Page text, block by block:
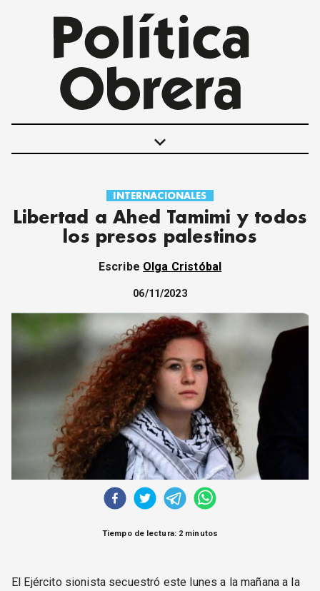
keyboard_arrow_down
POLÍTICAS
INTERNACIONALES
MOVIMIENTO OBRERO
ECONOMÍA
SOCIEDAD Y CULTURA
JUVENTUD
CORREO DE LECTORES
DEBATE
ARCHIVO
DECLARACIONES
OPINIÓN
ALTAMIRA RESPONDE
Política Obrera Revista
CONTACTO
INTERNACIONALES
Libertad a Ahed Tamimi y todos
los presos palestinos
Escribe Olga Cristóbal
06/11/2023
Tiempo de lectura: 2 minutos
El Ejército sionista secuestró este lunes a la mañana a la